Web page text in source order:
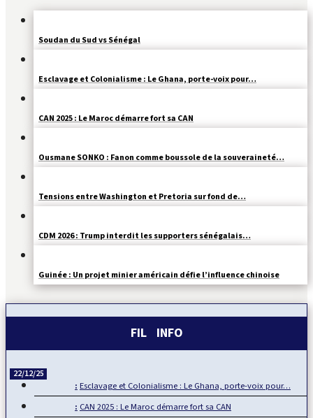
Soudan du Sud vs Sénégal
Esclavage et Colonialisme : Le Ghana, porte-voix pour…
CAN 2025 : Le Maroc démarre fort sa CAN
Ousmane SONKO : Fanon comme boussole de la souveraineté…
Tensions entre Washington et Pretoria sur fond de…
CDM 2026 : Trump interdit les supporters sénégalais…
Guinée : Un projet minier américain défie l’influence chinoise
FIL INFO
22/12/25
Esclavage et Colonialisme : Le Ghana, porte-voix pour…
CAN 2025 : Le Maroc démarre fort sa CAN